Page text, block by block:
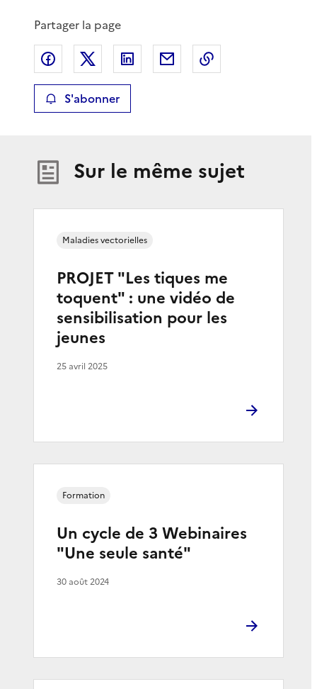
Partager la page
Partager sur Facebook
Partager sur XPartager sur LinkedIn
Partager par email
S'abonner
Sur le même sujet
PROJET "Les tiques me
toquent" : une vidéo de
sensibilisation pour les
jeunes
Maladies vectorielles
25 avril 2025
Un cycle de 3 Webinaires
"Une seule santé"
Formation
30 août 2024